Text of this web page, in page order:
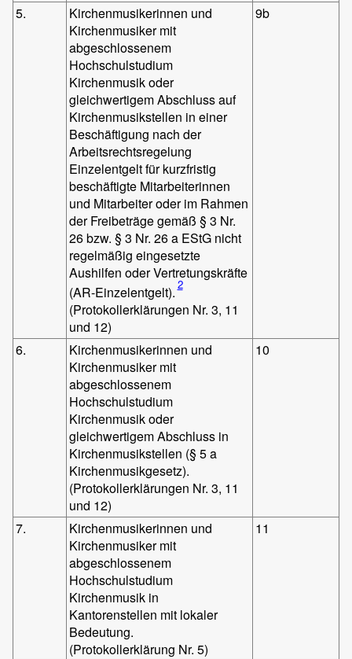
5.
Kirchenmusikerinnen und
Kirchenmusiker mit
abgeschlossenem
Hochschulstudium
Kirchenmusik oder
gleichwertigem Abschluss auf
Kirchenmusikstellen in einer
Beschäftigung nach der
Arbeitsrechtsregelung
Einzelentgelt für kurzfristig
beschäftigte Mitarbeiterinnen
und Mitarbeiter oder im Rahmen
der Freibeträge gemäß § 3 Nr.
26 bzw. § 3 Nr. 26 a EStG nicht
regelmäßig eingesetzte
Aushilfen oder Vertretungskräfte
(AR-Einzelentgelt). 2
(Protokollerklärungen Nr. 3, 11
und 12)
9b
6.
Kirchenmusikerinnen und
Kirchenmusiker mit
abgeschlossenem
Hochschulstudium
Kirchenmusik oder
gleichwertigem Abschluss in
Kirchenmusikstellen (§ 5 a
Kirchenmusikgesetz).
(Protokollerklärungen Nr. 3, 11
und 12)
10
7.
Kirchenmusikerinnen und
Kirchenmusiker mit
abgeschlossenem
Hochschulstudium
Kirchenmusik in
Kantorenstellen mit lokaler
Bedeutung.
(Protokollerklärung Nr. 5)
11